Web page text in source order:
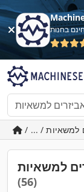
בחנות
למשאיות
(56)